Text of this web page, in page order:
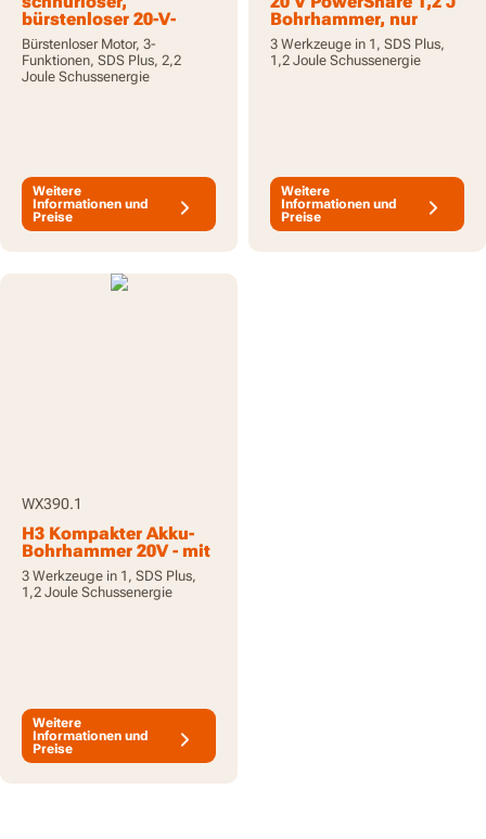
bürstenloser 20-V-
Bohrhammer - mit
Akku und Ladegerät
Bürstenloser Motor, 3-
Funktionen, SDS Plus, 2,2
Joule Schussenergie
Weitere
Informationen und
Preise
Bohrhammer, nur
Werkzeug
3 Werkzeuge in 1, SDS Plus,
1,2 Joule Schussenergie
Weitere
Informationen und
Preise
WX390.1
H3 Kompakter Akku-
Bohrhammer 20V - mit
2 Akkus und Ladegerät
3 Werkzeuge in 1, SDS Plus,
1,2 Joule Schussenergie
Weitere
Informationen und
Preise